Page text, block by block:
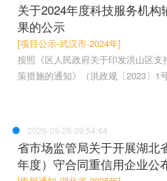
关于2024年度科技服务机
果的公示
[项目公示-武汉市-2024年]
按照《区人民政府关于印发洪山区
策措施的通知》（洪政规〔2023〕1
2026-05-26 09:54:44
省市场监管局关于开展湖
年度）守合同重信用企业公